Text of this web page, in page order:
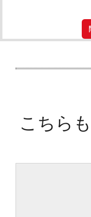
こちら